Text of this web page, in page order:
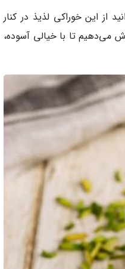
از این خوراکی لذیذ در کنار
می‌دهیم تا با خیالی آسوده،